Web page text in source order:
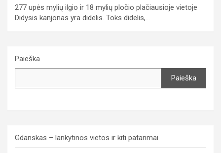
277 upės mylių ilgio ir 18 mylių pločio plačiausioje vietoje
Didysis kanjonas yra didelis. Toks didelis,…
Paieška
Paieška
Gdanskas – lankytinos vietos ir kiti patarimai